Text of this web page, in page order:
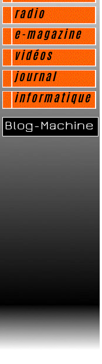
radio
e-magazine
vidéos
journal
informatique
Blog-Machine